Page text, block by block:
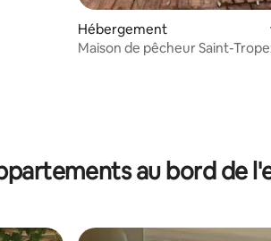
Hébergement
Maison de pêcheur Saint-
au bord de